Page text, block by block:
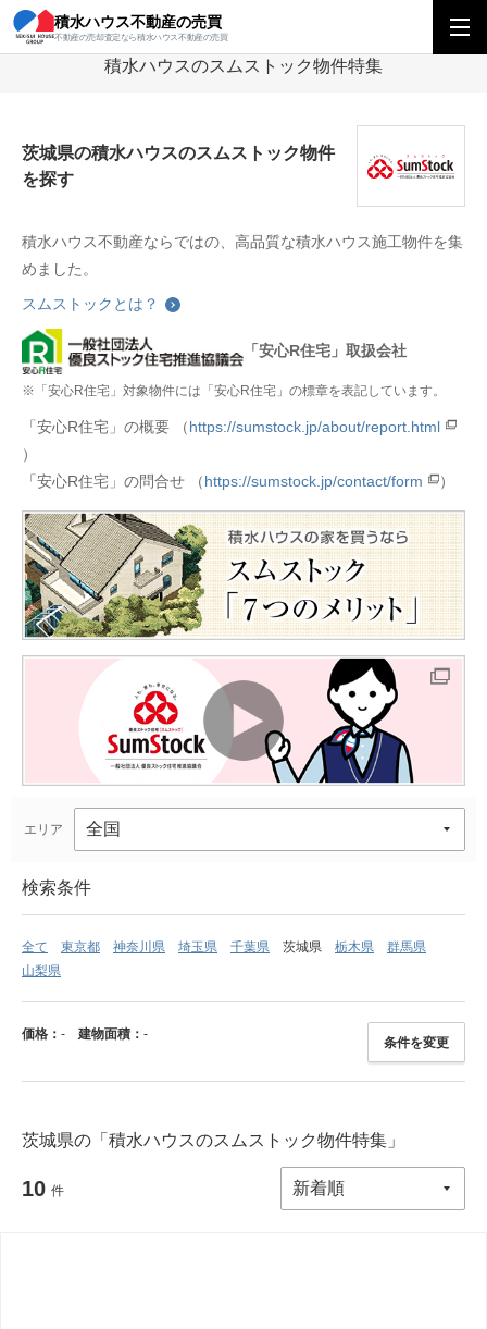
積水ハウス不動産の売買
不動産の売却査定なら積水ハウス不動産の売買
積水ハウス不動産の売買 関東エリア 積水ハウスのスムストック物件特集
積水ハウスのスムストック物件特集
茨城県の積水ハウスのスムストック物件
を探す
積水ハウス不動産ならではの、高品質な積水ハウス施工物件を集
めました。
スムストックとは？
「安心R住宅」取扱会社
※「安心R住宅」対象物件には「安心R住宅」の標章を表記しています。
「安心R住宅」の概要 （https://sumstock.jp/about/report.html
）
「安心R住宅」の問合せ （https://sumstock.jp/contact/form ）
エリア
検索条件
全て 東京都 神奈川県 埼玉県 千葉県 茨城県 栃木県
群馬県
山梨県
価格： - 建物面積： -
条件を変更
茨城県の「積水ハウスのスムストック物件特集」
10 件